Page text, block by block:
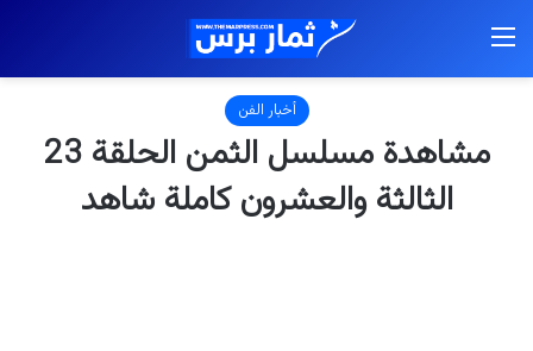
أخبار الفن
مشاهدة مسلسل الثمن الحلقة 23
الثالثة والعشرون كاملة شاهد